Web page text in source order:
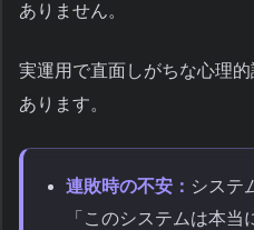
ありません。
実運用で直面しがちな心理
あります。
連敗時の不安： システ
「このシステムは本